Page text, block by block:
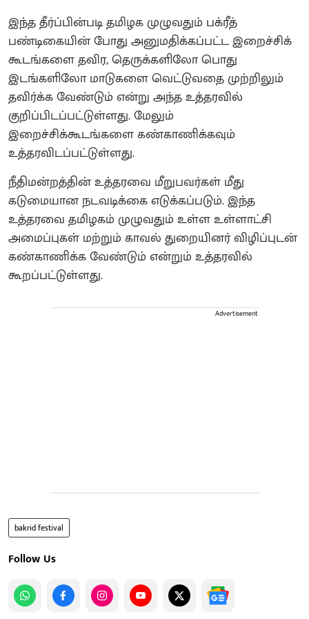
இந்த தீர்ப்பின்படி தமிழக முழுவதும் பக்ரீத்
பண்டிகையின் போது அனுமதிக்கப்பட்ட இறைச்சிக்
கூடங்களை தவிர, தெருக்களிலோ பொது
இடங்களிலோ மாடுகளை வெட்டுவதை முற்றிலும்
தவிர்க்க வேண்டும் என்று அந்த உத்தரவில்
குறிப்பிடப்பட்டுள்ளது. மேலும்
இறைச்சிக்கூடங்களை கண்காணிக்கவும்
உத்தரவிடப்பட்டுள்ளது.
நீதிமன்றத்தின் உத்தரவை மீறுபவர்கள் மீது
கடுமையான நடவடிக்கை எடுக்கப்படும். இந்த
உத்தரவை தமிழகம் முழுவதும் உள்ள உள்ளாட்சி
அமைப்புகள் மற்றும் காவல் துறையினர் விழிப்புடன்
கண்காணிக்க வேண்டும் என்றும் உத்தரவில்
கூறப்பட்டுள்ளது.
Advertisement
bakrid festival
Follow Us